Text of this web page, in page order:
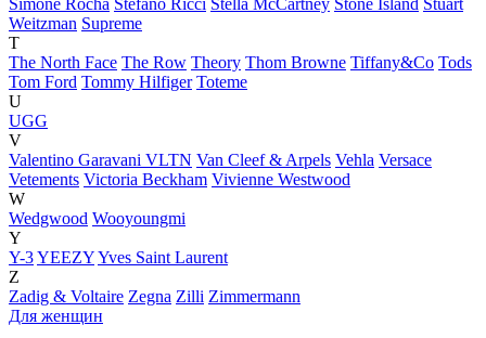
Simone Rocha Stefano Ricci Stella McCartney Stone Island Stuart
Weitzman Supreme
T
The North Face The Row Theory Thom Browne Tiffany&Co Tods
Tom Ford Tommy Hilfiger Toteme
U
UGG
V
Valentino Garavani VLTN Van Cleef & Arpels Vehla Versace
Vetements Victoria Beckham Vivienne Westwood
W
Wedgwood Wooyoungmi
Y
Y-3YEEZYYves Saint Laurent
Z
Zadig & Voltaire Zegna Zilli Zimmermann
Для женщин